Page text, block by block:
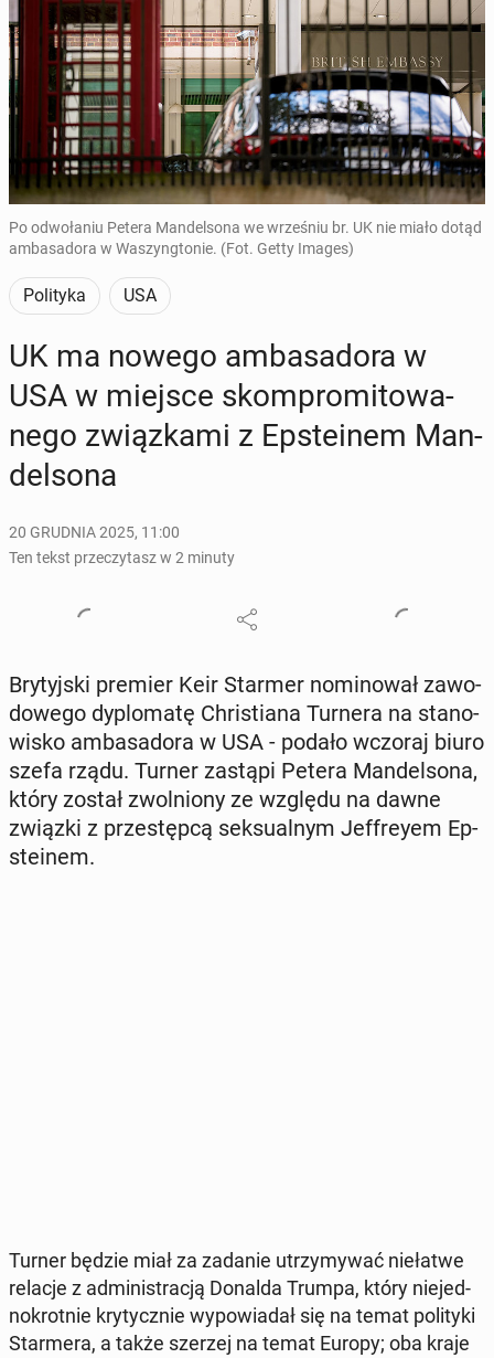
Po odwołaniu Petera Mandelsona we wrześniu br. UK nie miało dotąd
ambasadora w Waszyngtonie. (Fot. Getty Images)
Polityka USA
UK ma nowego am­ba­sa­do­ra w
USA w miejsce skom­pro­mi­to­wa­
ne­go związ­ka­mi z Ep­ste­inem Man­
del­so­na
20 GRUDNIA 2025, 11:00
Ten tekst przeczytasz w 2 minuty
Bry­tyj­ski premier Keir Starmer no­mi­no­wał za­wo­
do­we­go dy­plo­ma­tę Chri­stia­na Turnera na sta­no­
wi­sko am­ba­sa­do­ra w USA - podało wczoraj biuro
szefa rządu. Turner zastąpi Petera Man­del­so­na,
który został zwol­nio­ny ze względu na dawne
związki z prze­stęp­cą sek­su­al­nym Jef­frey­em Ep­
ste­inem.
Turner będzie miał za zadanie utrzy­my­wać nie­ła­twe
relacje z ad­mi­ni­stra­cją Donalda Trumpa, który nie­jed­
no­krot­nie kry­tycz­nie wy­po­wia­dał się na temat po­li­ty­ki
Star­me­ra, a także szerzej na temat Europy; oba kraje